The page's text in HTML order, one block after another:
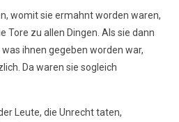
womit sie ermahnt worden waren,
Tore zu allen Dingen. Als sie dann
ihnen gegeben worden war,
Da waren sie sogleich
Leute, die Unrecht taten,